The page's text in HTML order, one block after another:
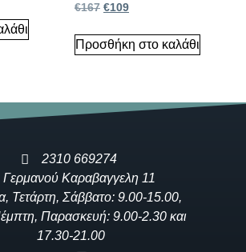
€167 €109
Προσθήκη στο καλάθι
2310 669274
Γερμανού Καραβαγγελη 11
Τετάρτη, Σάββατο: 9.00-15.00,
Παρασκευή: 9.00-2.30 και
17.30-21.00